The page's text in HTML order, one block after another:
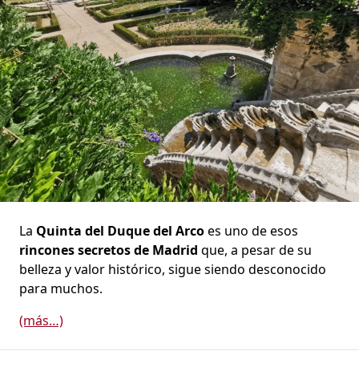
La Quinta del Duque del Arcoes uno de esos
rincones secretos de Madrid que, a pesar de su
belleza y valor histórico, sigue siendo desconocido
para muchos.
(más…)